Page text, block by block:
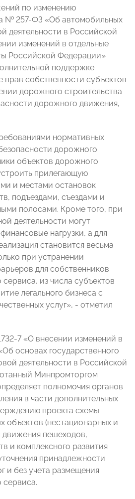
по изменению
№ 257-ФЗ «Об автомобильных
деятельности в Российской
изменений в отдельные
Российской Федерации»
поддержке
прав собственности субъектов
дорожного строительства
дорожного движения,
нормативных
дорожного
объектов дорожного
прилегающую
и местами остановок
подъездами, съездами и
полосами. Кроме того, при
деятельности могут
нагрузки, а для
становится весьма
при устранении
для собственников
из числа субъектов
легального бизнеса с
услуг», - отметил
7 «О внесении изменений в
основах государственного
деятельности в Российской
Минпромторгом
полномочия органов
в части дополнительных
проекта схемы
объектов (нестационарных и
движения пешеходов,
и комплексного развития
принадлежности
и без учета размещения
сервиса.